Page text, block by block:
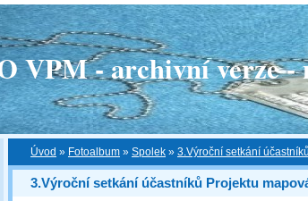
VPM - archivní verze -
Úvod » Fotoalbum » Spolek » 3.Výroční setkání
3.Výroční setkání účastníků Projektu